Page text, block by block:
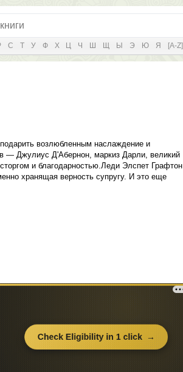
С Т У Ф Х Ц Ч Ш Щ Ы Э Ю Я [A-Z]
возлюбленным наслаждение и
— Джулиус Д'Абернон, маркиз Дарли, великий
и благодарностью.Леди Элспет Графтон
хранящая верность супругу. И это еще